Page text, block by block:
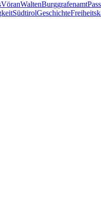
VöranWaltenBurggrafenamt
SüdtirolGeschichte